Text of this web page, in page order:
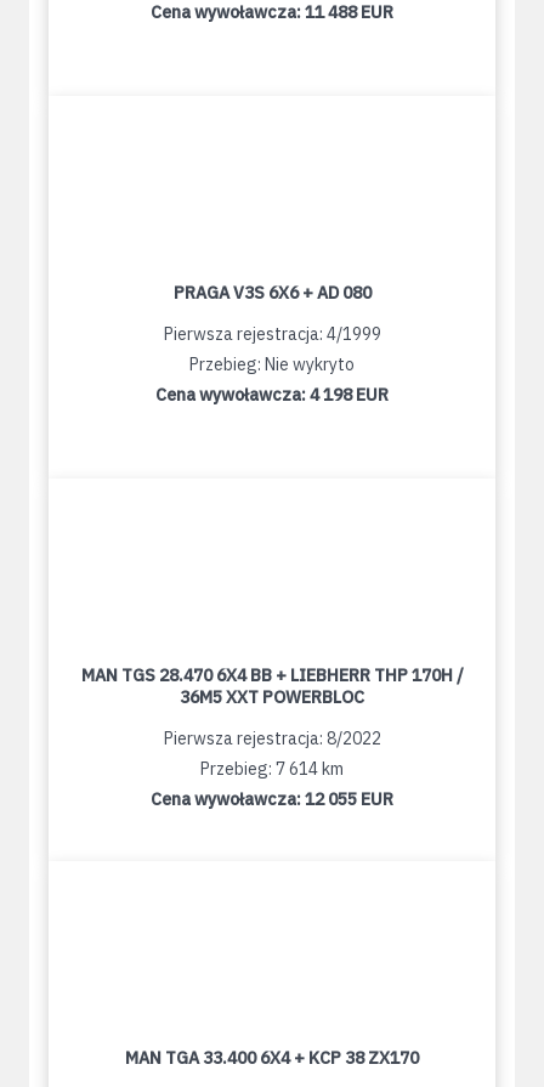
Cena wywoławcza:11 488 EUR
PRAGA V3S 6X6 + AD 080
Pierwsza rejestracja: 4/1999
Przebieg: Nie wykryto
Cena wywoławcza:4 198 EUR
MAN TGS 28.470 6X4 BB + LIEBHERR THP 170H /
36M5 XXT POWERBLOC
Pierwsza rejestracja: 8/2022
Przebieg: 7 614 km
Cena wywoławcza:12 055 EUR
MAN TGA 33.400 6X4 + KCP 38 ZX170